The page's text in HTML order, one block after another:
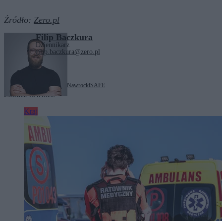
Źródło: Zero.pl
Filip Baczkura
Dziennikarz
filip.baczkura@zero.pl
Tagi:Donald TuskKarol NawrockiSAFE
Zobacz również
Kraj